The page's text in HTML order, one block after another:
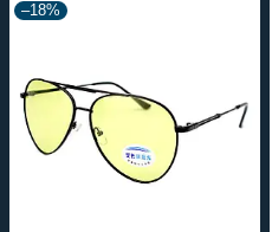
–18%